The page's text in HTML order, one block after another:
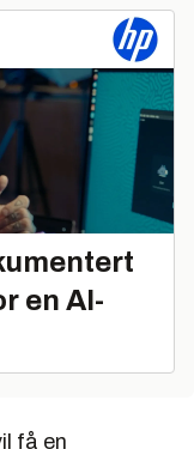
en AI-
få en